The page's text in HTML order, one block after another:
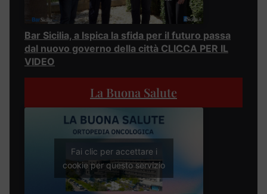
Bar Sicilia, a Ispica la sfida per il futuro passa
dal nuovo governo della città CLICCA PER IL
VIDEO
La Buona Salute
Fai clic per accettare i
cookie per questo servizio